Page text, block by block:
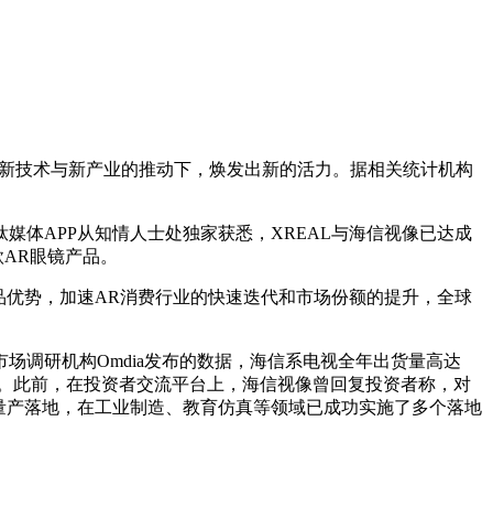
术与新产业的推动下，焕发出新的活力。据相关统计机构
体APP从知情人士处独家获悉，XREAL与海信视像已达成
眼镜产品。
势，加速AR消费行业的快速迭代和市场份额的提升，全球
调研机构Omdia发布的数据，海信系电视全年出货量高达
此前，在投资者交流平台上，海信视像曾回复投资者称，对
落地，在工业制造、教育仿真等领域已成功实施了多个落地